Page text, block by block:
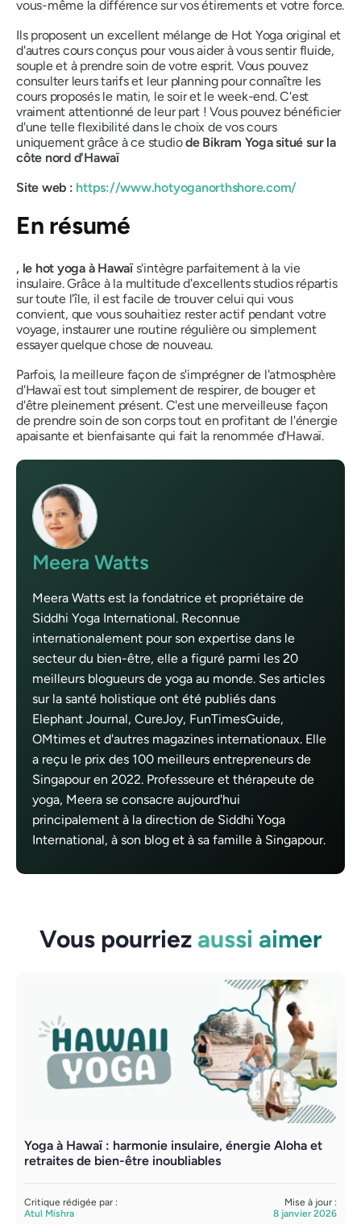
vous-même la différence sur vos étirements et votre force.
Ils proposent un excellent mélange de Hot Yoga original et
d'autres cours conçus pour vous aider à vous sentir fluide,
souple et à prendre soin de votre esprit. Vous pouvez
consulter leurs tarifs et leur planning pour connaître les
cours proposés le matin, le soir et le week-end. C'est
vraiment attentionné de leur part ! Vous pouvez bénéficier
d'une telle flexibilité dans le choix de vos cours
uniquement grâce à ce studiode Bikram Yoga situé sur la
côte nord d'Hawaï
Site web : https://www.hotyoganorthshore.com/
En résumé
, le hot yoga à Hawaïs'intègre parfaitement à la vie
insulaire. Grâce à la multitude d'excellents studios répartis
sur toute l'île, il est facile de trouver celui qui vous
convient, que vous souhaitiez rester actif pendant votre
voyage, instaurer une routine régulière ou simplement
essayer quelque chose de nouveau.
Parfois, la meilleure façon de s'imprégner de l'atmosphère
d'Hawaï est tout simplement de respirer, de bouger et
d'être pleinement présent. C'est une merveilleuse façon
de prendre soin de son corps tout en profitant de l'énergie
apaisante et bienfaisante qui fait la renommée d'Hawaï.
Meera Watts
Meera Watts est la fondatrice et propriétaire de
Siddhi Yoga International. Reconnue
internationalement pour son expertise dans le
secteur du bien-être, elle a figuré parmi les 20
meilleurs blogueurs de yoga au monde. Ses articles
sur la santé holistique ont été publiés dans
Elephant Journal, CureJoy, FunTimesGuide,
OMtimes et d'autres magazines internationaux. Elle
a reçu le prix des 100 meilleurs entrepreneurs de
Singapour en 2022. Professeure et thérapeute de
yoga, Meera se consacre aujourd'hui
principalement à la direction de Siddhi Yoga
International, à son blog et à sa famille à Singapour.
Vous pourriez aussi aimer
Yoga à Hawaï : harmonie insulaire, énergie Aloha et
retraites de bien-être inoubliables
Critique rédigée par :
Atul Mishra
Mise à jour :
8 janvier 2026